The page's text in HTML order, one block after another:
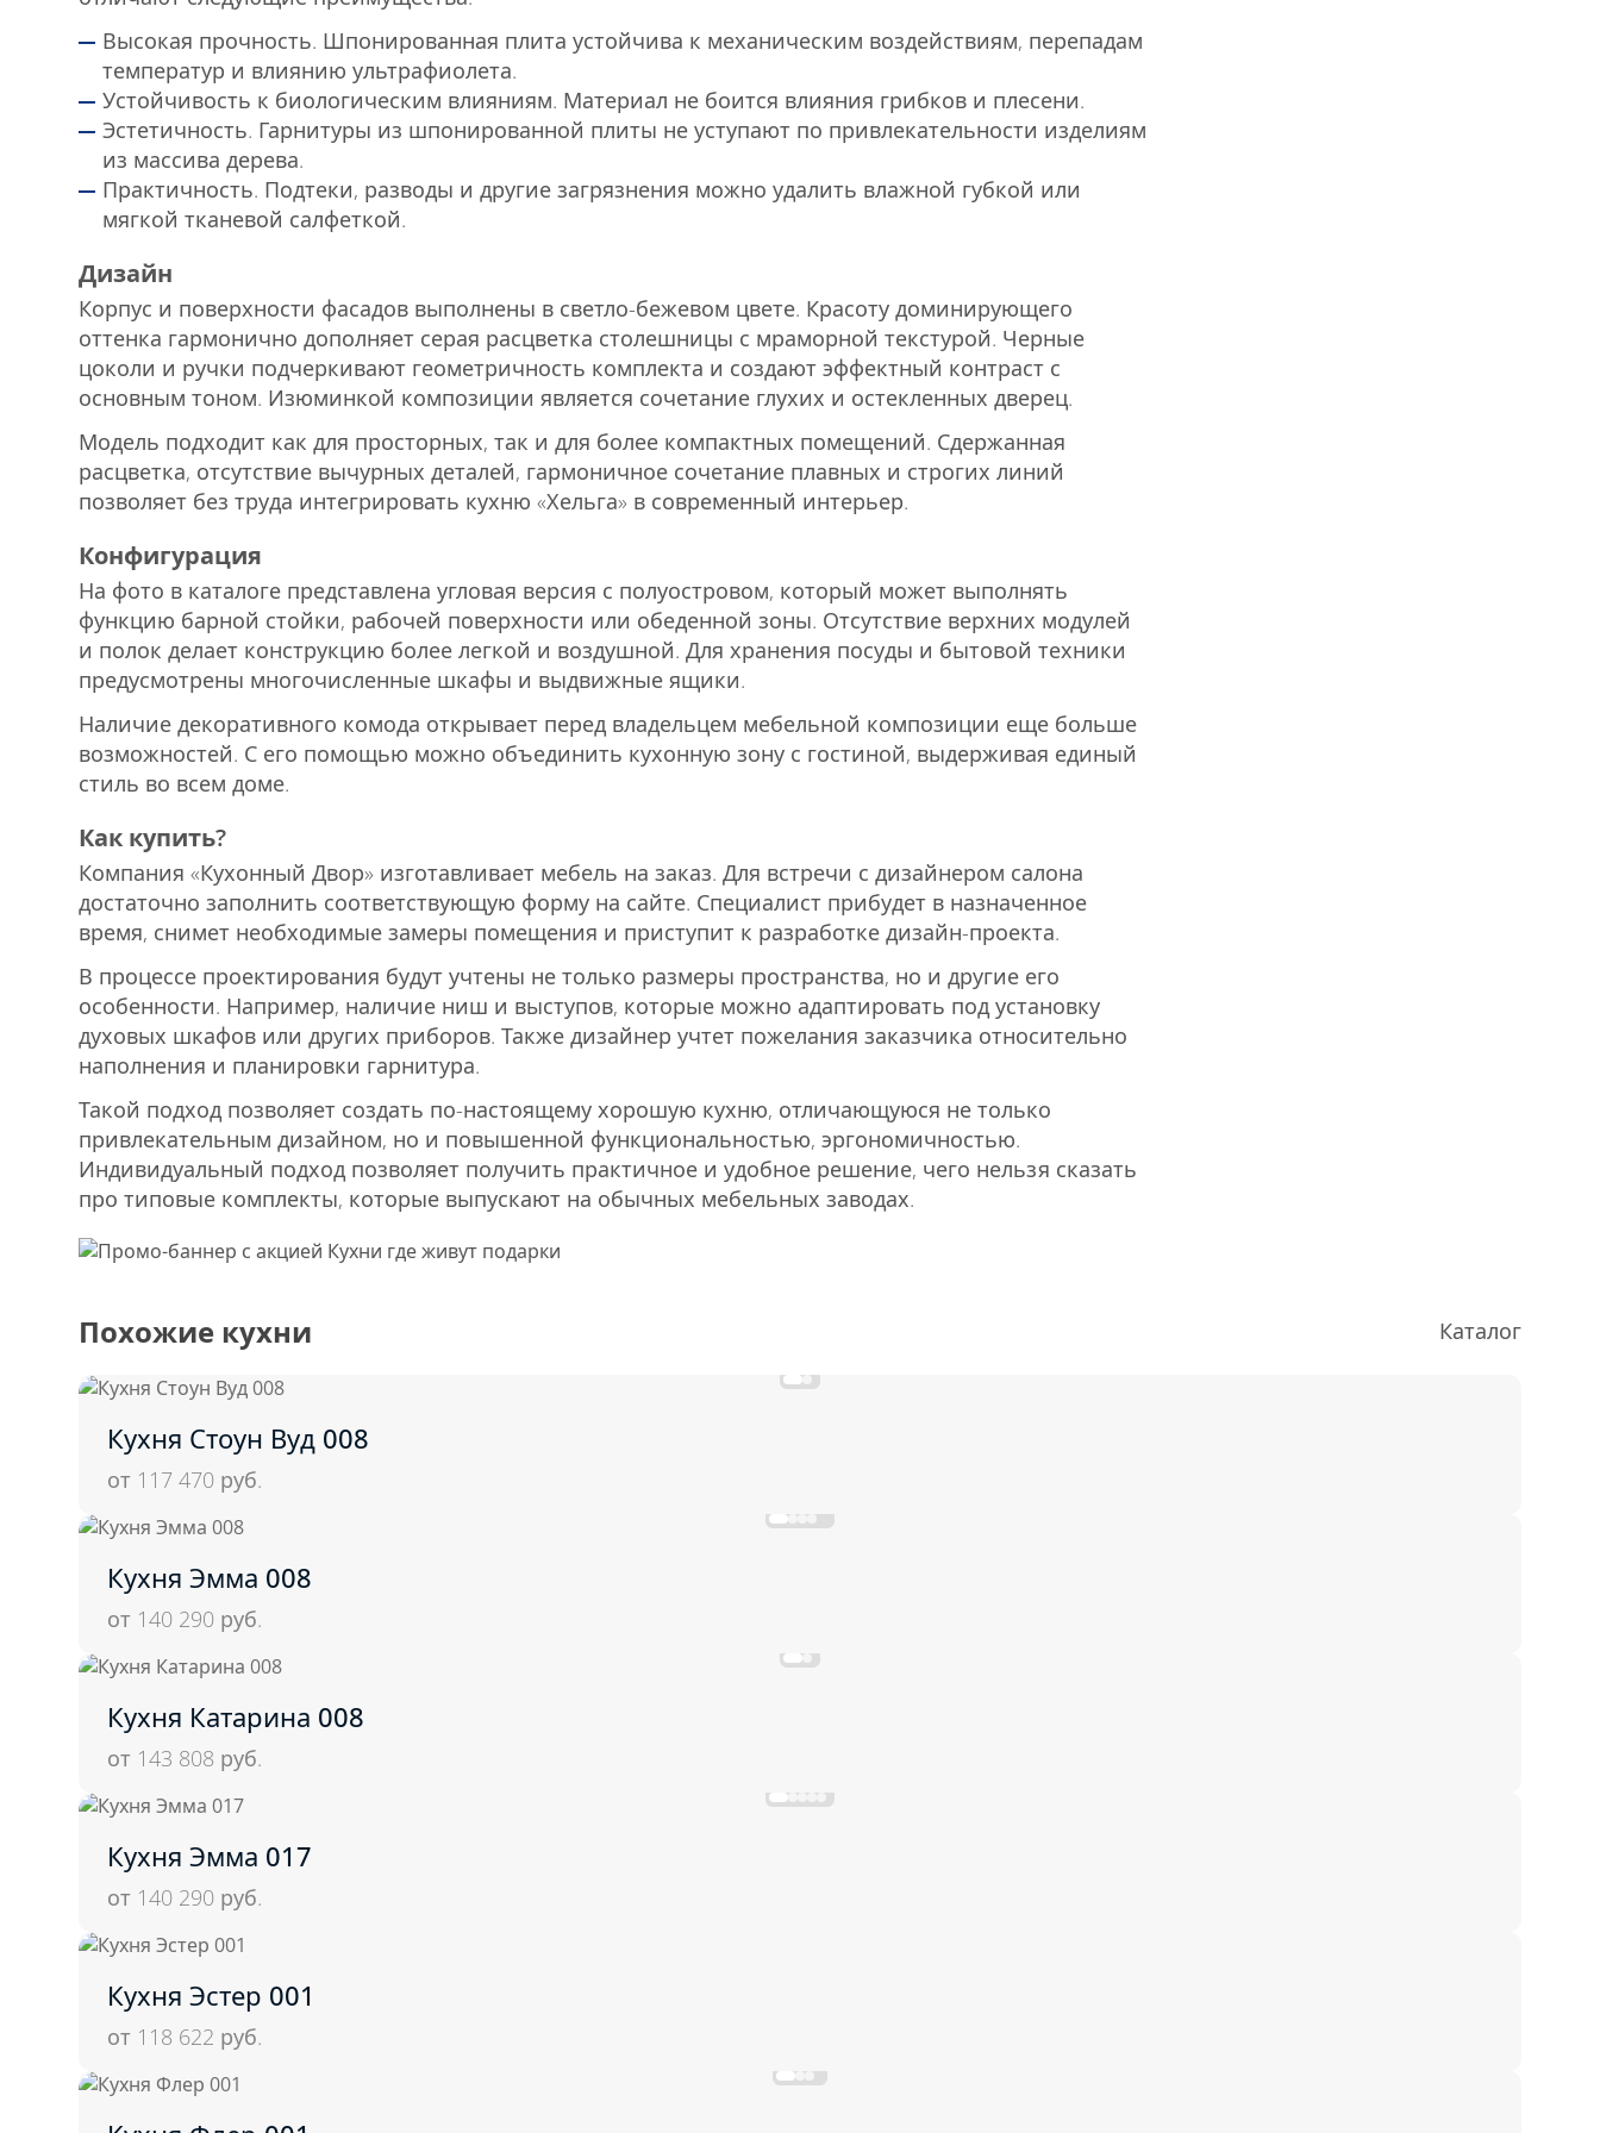
Высокая прочность. Шпонированная плита устойчива к механическим воздействиям, перепадам
температур и влиянию ультрафиолета.
Устойчивость к биологическим влияниям. Материал не боится влияния грибков и плесени.
Эстетичность. Гарнитуры из шпонированной плиты не уступают по привлекательности изделиям
из массива дерева.
Практичность. Подтеки, разводы и другие загрязнения можно удалить влажной губкой или
мягкой тканевой салфеткой.
Дизайн
Корпус и поверхности фасадов выполнены в светло-бежевом цвете. Красоту доминирующего
оттенка гармонично дополняет серая расцветка столешницы с мраморной текстурой. Черные
цоколи и ручки подчеркивают геометричность комплекта и создают эффектный контраст с
основным тоном. Изюминкой композиции является сочетание глухих и остекленных дверец.
Модель подходит как для просторных, так и для более компактных помещений. Сдержанная
расцветка, отсутствие вычурных деталей, гармоничное сочетание плавных и строгих линий
позволяет без труда интегрировать кухню «Хельга» в современный интерьер.
Конфигурация
На фото в каталоге представлена угловая версия с полуостровом, который может выполнять
функцию барной стойки, рабочей поверхности или обеденной зоны. Отсутствие верхних модулей
и полок делает конструкцию более легкой и воздушной. Для хранения посуды и бытовой техники
предусмотрены многочисленные шкафы и выдвижные ящики.
Наличие декоративного комода открывает перед владельцем мебельной композиции еще больше
возможностей. С его помощью можно объединить кухонную зону с гостиной, выдерживая единый
стиль во всем доме.
Как купить?
Компания «Кухонный Двор» изготавливает мебель на заказ. Для встречи с дизайнером салона
достаточно заполнить соответствующую форму на сайте. Специалист прибудет в назначенное
время, снимет необходимые замеры помещения и приступит к разработке дизайн-проекта.
В процессе проектирования будут учтены не только размеры пространства, но и другие его
особенности. Например, наличие ниш и выступов, которые можно адаптировать под установку
духовых шкафов или других приборов. Также дизайнер учтет пожелания заказчика относительно
наполнения и планировки гарнитура.
Такой подход позволяет создать по-настоящему хорошую кухню, отличающуюся не только
привлекательным дизайном, но и повышенной функциональностью, эргономичностью.
Индивидуальный подход позволяет получить практичное и удобное решение, чего нельзя сказать
про типовые комплекты, которые выпускают на обычных мебельных заводах.
Похожие кухни Каталог
Кухня Стоун Вуд 008
от 117 470 руб.
Кухня Эмма 008
от 140 290 руб.
Кухня Катарина 008
от 143 808 руб.
Кухня Эмма 017
от 140 290 руб.
Кухня Эстер 001
от 118 622 руб.